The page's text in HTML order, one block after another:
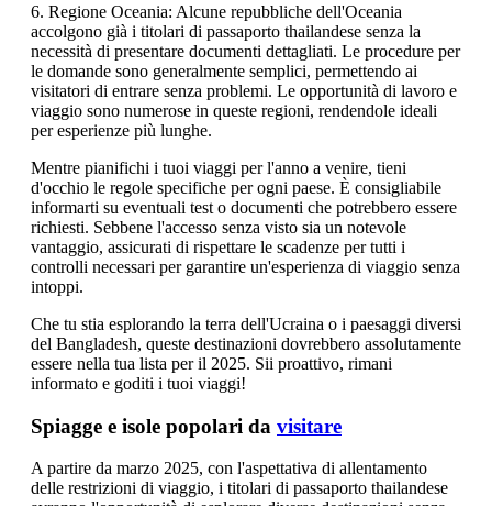
6. Regione Oceania: Alcune repubbliche dell'Oceania
accolgono già i titolari di passaporto thailandese senza la
necessità di presentare documenti dettagliati. Le procedure per
le domande sono generalmente semplici, permettendo ai
visitatori di entrare senza problemi. Le opportunità di lavoro e
viaggio sono numerose in queste regioni, rendendole ideali
per esperienze più lunghe.
Mentre pianifichi i tuoi viaggi per l'anno a venire, tieni
d'occhio le regole specifiche per ogni paese. È consigliabile
informarti su eventuali test o documenti che potrebbero essere
richiesti. Sebbene l'accesso senza visto sia un notevole
vantaggio, assicurati di rispettare le scadenze per tutti i
controlli necessari per garantire un'esperienza di viaggio senza
intoppi.
Che tu stia esplorando la terra dell'Ucraina o i paesaggi diversi
del Bangladesh, queste destinazioni dovrebbero assolutamente
essere nella tua lista per il 2025. Sii proattivo, rimani
informato e goditi i tuoi viaggi!
Spiagge e isole popolari da visitare
A partire da marzo 2025, con l'aspettativa di allentamento
delle restrizioni di viaggio, i titolari di passaporto thailandese